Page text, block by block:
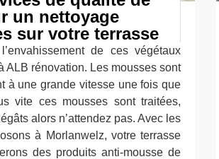
un nettoyage
sur votre terrasse
de ces végétaux
ALB rénovation. Les mousses sont
à une grande vitesse une fois que
vite ces mousses sont traitées,
alors n’attendez pas. Avec les
à Morlanwelz, votre terrasse
des produits anti-mousse de